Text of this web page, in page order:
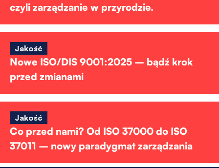
czyli zarządzanie w przyrodzie.
Jakość
Nowe ISO/DIS 9001:2025 – bądź krok
przed zmianami
Jakość
Co przed nami? Od ISO 37000 do ISO
37011 – nowy paradygmat zarządzania